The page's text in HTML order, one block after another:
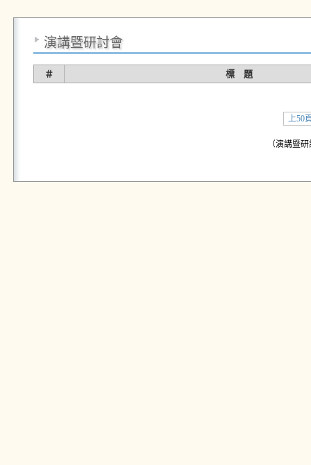
演講暨研討會
＃ 標 題
上50
（演講暨